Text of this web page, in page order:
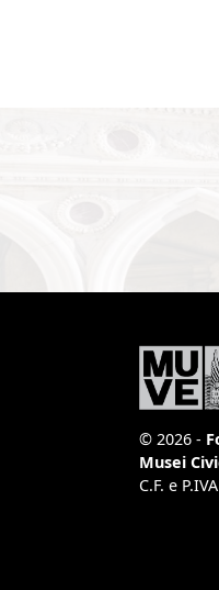
© 2026 -
Musei
C.F. e